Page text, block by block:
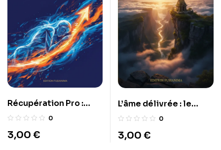
Récupération Pro :
Dormir, Performer,
0
3,00 €
L’âme délivrée : le
voyage au-delà de soi
0
3,00 €